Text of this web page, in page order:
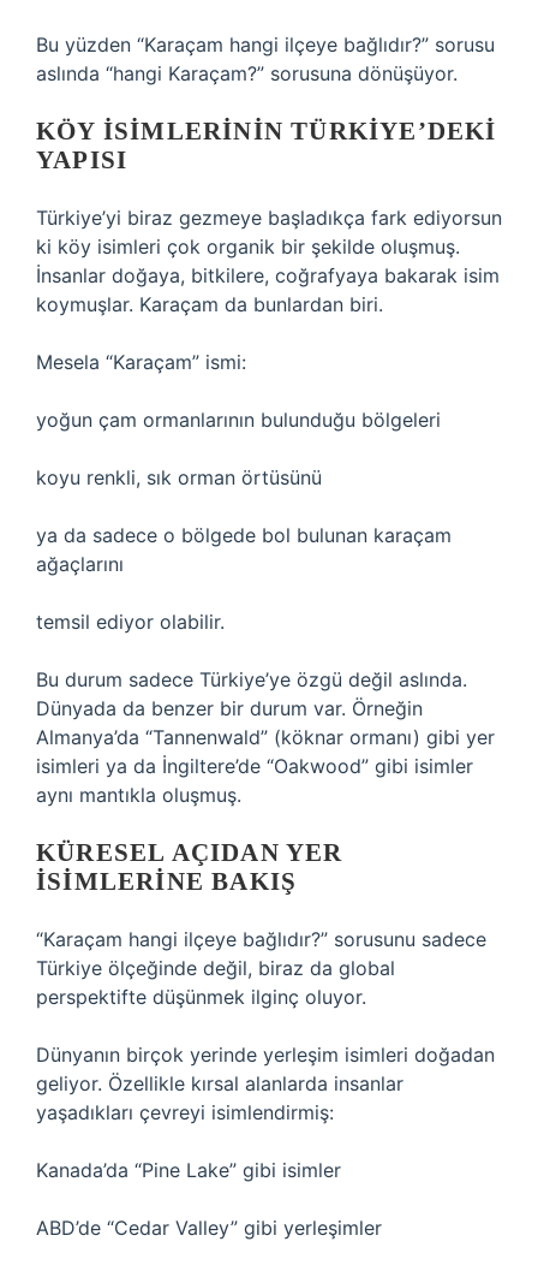
Bu yüzden “Karaçam hangi ilçeye bağlıdır?” sorusu
aslında “hangi Karaçam?” sorusuna dönüşüyor.
KÖY ISIMLERININ TÜRKIYE’DEKI
YAPISI
Türkiye’yi biraz gezmeye başladıkça fark ediyorsun
ki köy isimleri çok organik bir şekilde oluşmuş.
İnsanlar doğaya, bitkilere, coğrafyaya bakarak isim
koymuşlar. Karaçam da bunlardan biri.
Mesela “Karaçam” ismi:
yoğun çam ormanlarının bulunduğu bölgeleri
koyu renkli, sık orman örtüsünü
ya da sadece o bölgede bol bulunan karaçam
ağaçlarını
temsil ediyor olabilir.
Bu durum sadece Türkiye’ye özgü değil aslında.
Dünyada da benzer bir durum var. Örneğin
Almanya’da “Tannenwald” (köknar ormanı) gibi yer
isimleri ya da İngiltere’de “Oakwood” gibi isimler
aynı mantıkla oluşmuş.
KÜRESEL AÇIDAN YER
ISIMLERINE BAKIŞ
“Karaçam hangi ilçeye bağlıdır?” sorusunu sadece
Türkiye ölçeğinde değil, biraz da global
perspektifte düşünmek ilginç oluyor.
Dünyanın birçok yerinde yerleşim isimleri doğadan
geliyor. Özellikle kırsal alanlarda insanlar
yaşadıkları çevreyi isimlendirmiş:
Kanada’da “Pine Lake” gibi isimler
ABD’de “Cedar Valley” gibi yerleşimler